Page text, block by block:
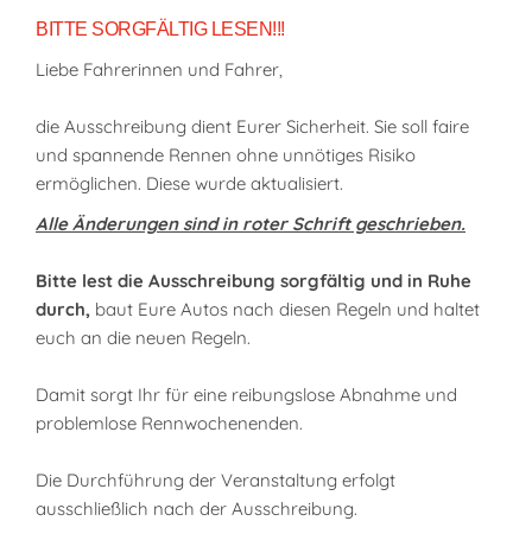
BITTE SORGFÄLTIG LESEN!!!
Liebe Fahrerinnen und Fahrer,
die Ausschreibung dient Eurer Sicherheit. Sie soll faire
und spannende Rennen ohne unnötiges Risiko
ermöglichen. Diese wurde aktualisiert.
Alle Änderungen sind in roter Schrift geschrieben.
Bitte lest die Ausschreibung sorgfältig und in Ruhe
durch, baut Eure Autos nach diesen Regeln und haltet
euch an die neuen Regeln.
Damit sorgt Ihr für eine reibungslose Abnahme und
problemlose Rennwochenenden.
Die Durchführung der Veranstaltung erfolgt
ausschließlich nach der Ausschreibung.